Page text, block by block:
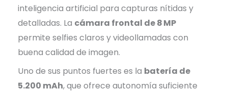
inteligencia artificial para capturas nítidas y
detalladas. La cámara frontal de 8 MP
permite selfies claros y videollamadas con
buena calidad de imagen.
Uno de sus puntos fuertes es la batería de
5.200 mAh, que ofrece autonomía suficiente